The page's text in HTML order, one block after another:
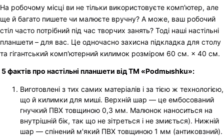
На робочому місці ви не тільки використовуєте комп'ютер, але
ще й багато пишете чи малюєте вручну? А може, ваш робочий
стіл часто потрібний під час творчих занять? Тоді наші настільні
планшети – для вас. Це одночасно захисна підкладка для столу
та гігантський комп'ютерний килимок розміром 60 см. × 40 см.
5 фактів про настільні планшети від ТМ «Podmыshku»:
Виготовлені з тих самих матеріалів і за тією ж технологією,
що й килимки для миші. Верхній шар — це ембосований
гнучкий ПВХ товщиною 0,3 мм. Малюнок наноситься на
внутрішній бік, так що не зітреться і не змиється). Нижній
шар — спінений м'який ПВХ товщиною 1 мм (антиковзний).